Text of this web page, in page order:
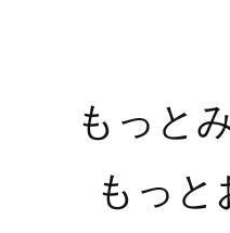
もっと
もっ